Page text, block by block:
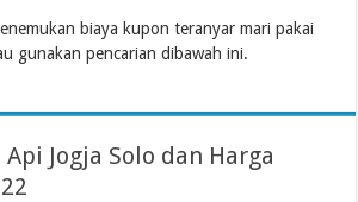
biaya kupon teranyar mari pakai
gunakan pencarian dibawah ini.
Jogja Solo dan Harga